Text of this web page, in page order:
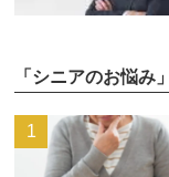
「シニアのお悩み